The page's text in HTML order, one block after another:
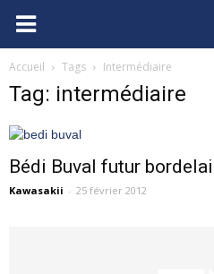
FCGB.net
Accueil Tags Intermédiaire
Tag: intermédiaire
Bédi Buval futur
Kawasakii - 25 février 2012